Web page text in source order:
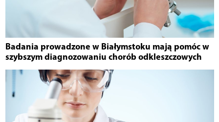
Badania prowadzone w Białymstoku mają pomóc w
szybszym diagnozowaniu chorób odkleszczowych